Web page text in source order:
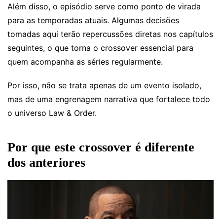
Além disso, o episódio serve como ponto de virada
para as temporadas atuais. Algumas decisões
tomadas aqui terão repercussões diretas nos capítulos
seguintes, o que torna o crossover essencial para
quem acompanha as séries regularmente.
Por isso, não se trata apenas de um evento isolado,
mas de uma engrenagem narrativa que fortalece todo
o universo Law & Order.
Por que este crossover é diferente
dos anteriores